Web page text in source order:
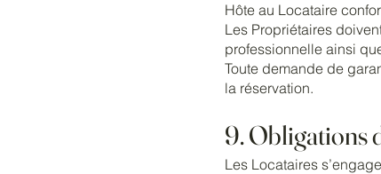
Hôte au Locataire
Les Propriétaires
professionnelle ainsi
Toute demande de
la réservation.
9. Obligations
Les Locataires